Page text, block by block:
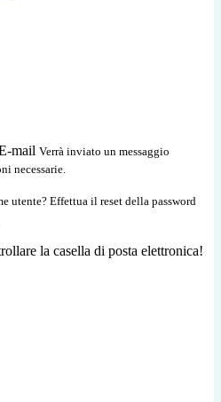
mail Verrà inviato un messaggio
necessarie.
utente? Effettua il reset della password
la casella di posta elettronica!